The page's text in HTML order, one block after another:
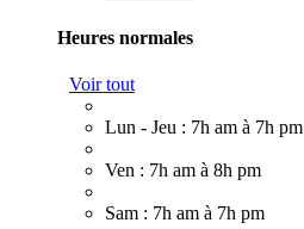
Heures normales
Voir tout
Lun - Jeu : 7h am à 7h pm
Ven : 7h am à 8h pm
Sam : 7h am à 7h pm